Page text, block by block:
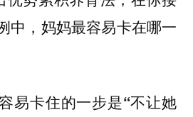
中，妈妈最容易卡在哪一
易卡住的一步是“不让她